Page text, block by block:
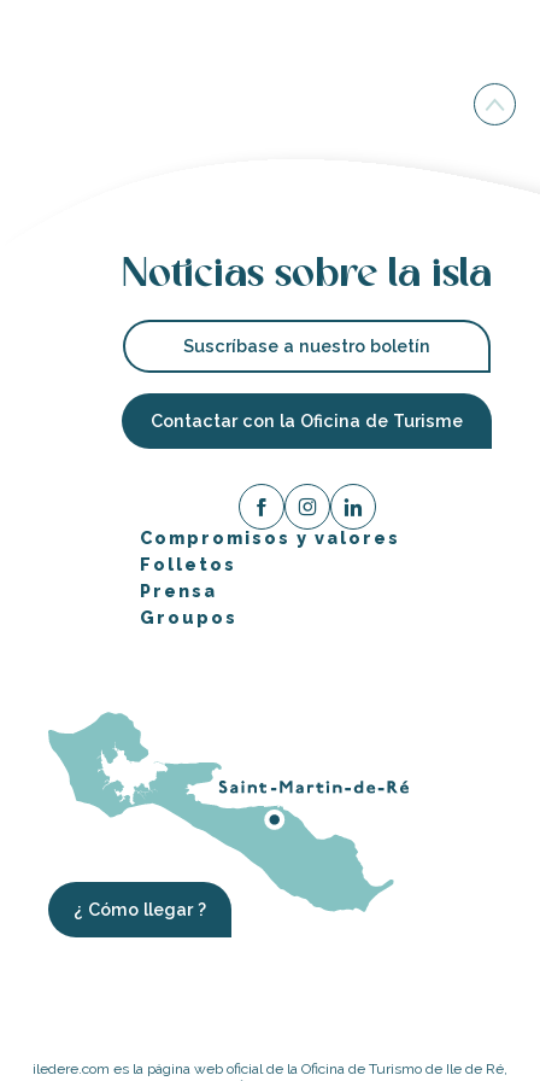
Noticias sobre la isla
Suscríbase a nuestro boletín
Contactar con la Oficina de Turisme
Compromisos y valores
Folletos
Prensa
Groupos
¿ Cómo llegar ?
iledere.com es la página web oficial de la Oficina de Turismo de Ile de Ré,